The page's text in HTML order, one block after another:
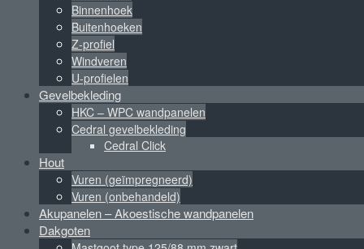
Binnenhoek
Buitenhoeken
Z-profiel
Windveren
U-profielen
Gevelbekleding
HKC – WPC wandpanelen
Cedral gevelbekleding
Cedral Click
Hout
Vuren (geïmpregneerd)
Vuren (onbehandeld)
Akupanelen – Akoestische wandpanelen
Dakgoten